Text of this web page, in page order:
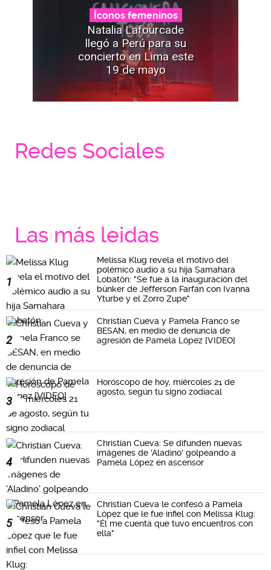
Íconos femeninos
Natalia Lafourcade
llegó a Perú para su
concierto en Lima este
19 de mayo
Redes Sociales
Las más leidas
1
Melissa Klug revela el motivo del
polémico audio a su hija Samahara
Lobatón: "Se fue a la inauguración del
búnker de Jefferson Farfán con Ivanna
Yturbe y el Zorro Zupe"
2
Christian Cueva y Pamela Franco se
BESAN, en medio de denuncia de
agresión de Pamela López [VIDEO]
3
Horóscopo de hoy, miércoles 21 de
agosto, según tu signo zodiacal
4
Christian Cueva: Se difunden nuevas
imágenes de 'Aladino' golpeando a
Pamela López en ascensor
5
Christian Cueva le confesó a Pamela
López que le fue infiel con Melissa Klug:
"Él me cuenta que tuvo encuentros con
ella"